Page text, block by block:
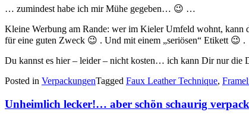
… zumindest habe ich mir Mühe gegeben… 😉 …
Kleine Werbung am Rande: wer im Kieler Umfeld wohnt, kann
für eine guten Zweck 😉 . Und mit einem „seriösen“ Etikett 😉 .
Du kannst es hier – leider – nicht kosten… ich kann Dir nur die
Posted in VerpackungenTagged Faux Leather Technique,
Unheimlich lecker!… aber schön schaurig